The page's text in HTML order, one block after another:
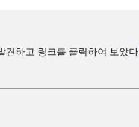
견하고 링크를 클릭하여 보았다